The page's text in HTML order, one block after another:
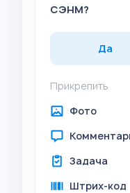
СЭНМ?
Да
Прикрепить
Фото
Задача
Штрих-код